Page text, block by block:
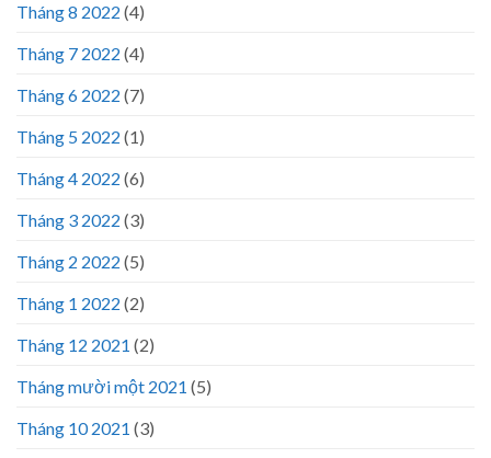
Tháng 8 2022 (4)
Tháng 7 2022 (4)
Tháng 6 2022 (7)
Tháng 5 2022 (1)
Tháng 4 2022 (6)
Tháng 3 2022 (3)
Tháng 2 2022 (5)
Tháng 1 2022 (2)
Tháng 12 2021 (2)
Tháng mười một 2021 (5)
Tháng 10 2021 (3)